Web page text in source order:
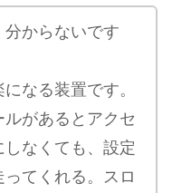
からないです
なる装置です。
があるとアクセ
なくても、設定
てくれる。スロ